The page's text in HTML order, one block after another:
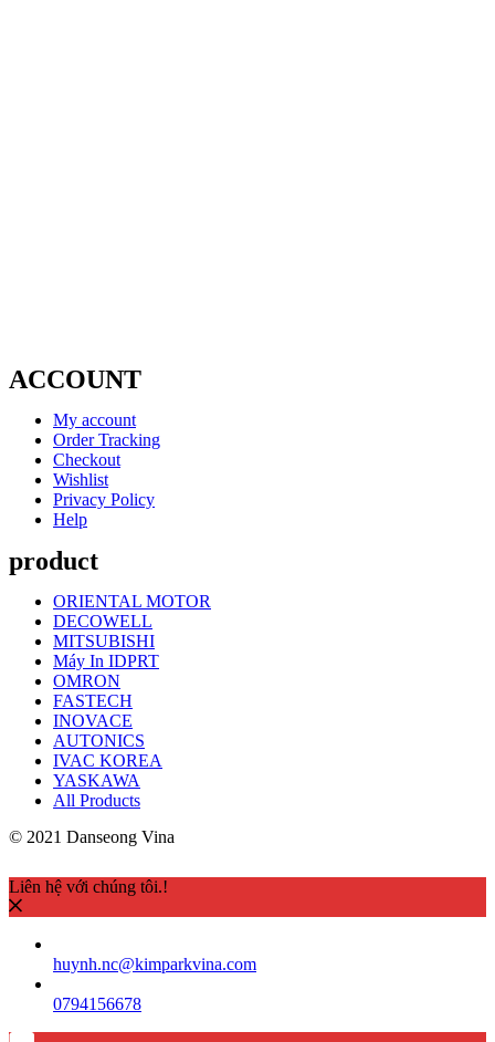
ACCOUNT
My account
Order Tracking
Checkout
Wishlist
Privacy Policy
Help
product
ORIENTAL MOTOR
DECOWELL
MITSUBISHI
Máy In IDPRT
OMRON
FASTECH
INOVACE
AUTONICS
IVAC KOREA
YASKAWA
All Products
© 2021 Danseong Vina
Liên hệ với chúng tôi.!
huynh.nc@kimparkvina.com
0794156678